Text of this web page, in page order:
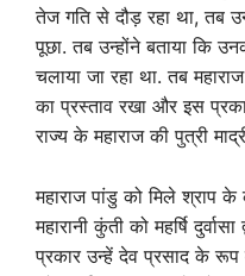
तेज गति से दौड़ रहा था, तब
पूछा. तब उन्होंने बताया कि
चलाया जा रहा था. तब
का प्रस्ताव रखा और इस
राज्य के महाराज की पुत्री
महाराज पांडु को मिले श्राप
महारानी कुंती को महर्षि
प्रकार उन्हें देव प्रसाद के रूप